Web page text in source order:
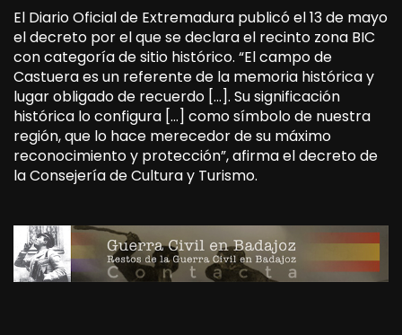
El Diario Oficial de Extremadura publicó el 13 de mayo
el decreto por el que se declara el recinto zona BIC
con categoría de sitio histórico. “El campo de
Castuera es un referente de la memoria histórica y
lugar obligado de recuerdo […]. Su significación
histórica lo configura […] como símbolo de nuestra
región, que lo hace merecedor de su máximo
reconocimiento y protección”, afirma el decreto de
la Consejería de Cultura y Turismo.